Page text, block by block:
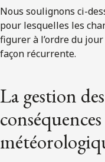
Nous soulignons ci-
pour lesquelles les
figurer à l’ordre du
façon récurrente.
La gestion